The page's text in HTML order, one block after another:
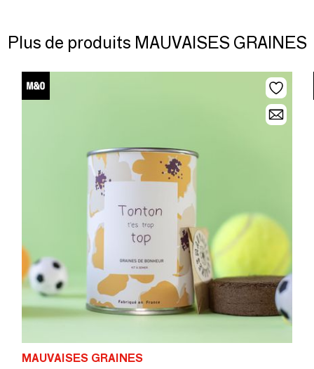
Plus de produits MAUVAISES GRAINES
MAUVAISES GRAINES